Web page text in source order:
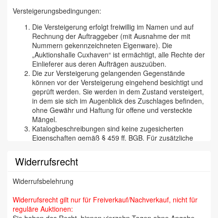
Versteigerungsbedingungen:
Die Versteigerung erfolgt freiwillig im Namen und auf
Rechnung der Auftraggeber (mit Ausnahme der mit
Nummern gekennzeichneten Eigenware). Die
„Auktionshalle Cuxhaven“ ist ermächtigt, alle Rechte der
Einlieferer aus deren Aufträgen auszuüben.
Die zur Versteigerung gelangenden Gegenstände
können vor der Versteigerung eingehend besichtigt und
geprüft werden. Sie werden in dem Zustand versteigert,
in dem sie sich im Augenblick des Zuschlages befinden,
ohne Gewähr und Haftung für offene und versteckte
Mängel.
Katalogbeschreibungen sind keine zugesicherten
Eigenschaften gemäß § 459 ff. BGB. Für zusätzliche
der „Cuxhavener Auktionshalle“ wird nicht gehaftet. Wir
versichern aber selbstverständlich, daß wir
Gewissen tätigen und jede begründete Reklamation
Zuschlag annullieren. Die Reklamation muß binnen 14
Tagen erfolgen, da wir auf eine zügige Abrechnung mit
Widerrufsrecht
Widerrufsbelehrung
Widerrufsrecht gilt nur für Freiverkauf/Nachverkauf, nicht für
reguläre Auktionen: